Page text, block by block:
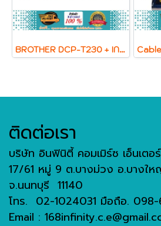
BROTHER DCP-T230 + INK TANK
ติดต่อเรา
บริษัท อินฟินิตี้ คอมเมิร์ซ เอ็นเตอ
17/61 หมู่ 9 ต.บางม่วง อ.บางใ
จ.นนทบุรี 11140
โทร. 02-1024031 มือถือ. 098-
Email :